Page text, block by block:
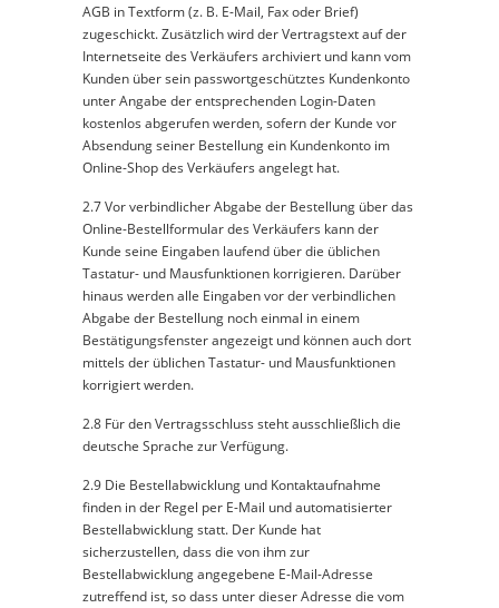
AGB in Textform (z. B. E-Mail, Fax oder Brief)
zugeschickt. Zusätzlich wird der Vertragstext auf der
Internetseite des Verkäufers archiviert und kann vom
Kunden über sein passwortgeschütztes Kundenkonto
unter Angabe der entsprechenden Login-Daten
kostenlos abgerufen werden, sofern der Kunde vor
Absendung seiner Bestellung ein Kundenkonto im
Online-Shop des Verkäufers angelegt hat.
2.7 Vor verbindlicher Abgabe der Bestellung über das
Online-Bestellformular des Verkäufers kann der
Kunde seine Eingaben laufend über die üblichen
Tastatur- und Mausfunktionen korrigieren. Darüber
hinaus werden alle Eingaben vor der verbindlichen
Abgabe der Bestellung noch einmal in einem
Bestätigungsfenster angezeigt und können auch dort
mittels der üblichen Tastatur- und Mausfunktionen
korrigiert werden.
2.8 Für den Vertragsschluss steht ausschließlich die
deutsche Sprache zur Verfügung.
2.9 Die Bestellabwicklung und Kontaktaufnahme
finden in der Regel per E-Mail und automatisierter
Bestellabwicklung statt. Der Kunde hat
sicherzustellen, dass die von ihm zur
Bestellabwicklung angegebene E-Mail-Adresse
zutreffend ist, so dass unter dieser Adresse die vom